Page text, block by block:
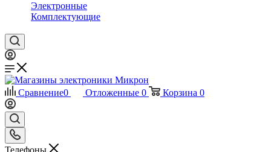
Электронные
Комплектующие
Сравнение0 Отложенные 0 Корзина 0
Телефоны